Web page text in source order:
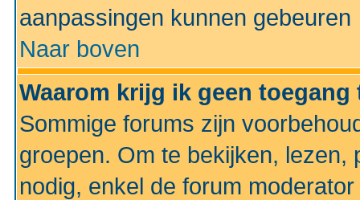
aanpassingen kunnen gebeuren
Naar boven
Waarom krijg ik geen
Sommige forums zijn
groepen. Om te bekijken, lezen,
nodig, enkel de forum